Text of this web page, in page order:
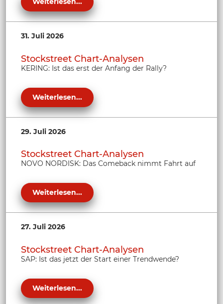
31. Juli 2026
Stockstreet Chart-Analysen
KERING: Ist das erst der Anfang der Rally?
Weiterlesen...
29. Juli 2026
Stockstreet Chart-Analysen
NOVO NORDISK: Das Comeback nimmt Fahrt auf
Weiterlesen...
27. Juli 2026
Stockstreet Chart-Analysen
SAP: Ist das jetzt der Start einer Trendwende?
Weiterlesen...